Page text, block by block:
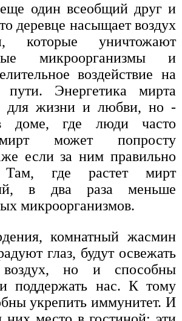
один всеобщий друг и
деревце насыщает воздух
которые уничтожают
микроорганизмы и
воздействие на
пути. Энергетика мирта
для жизни и любви, но -
доме, где люди часто
может попросту
если за ним правильно
Там, где растет мирт
в два раза меньше
микроорганизмов.
комнатный жасмин
глаз, будут освежать
но и способны
поддержать нас. К тому
укрепить иммунитет. И